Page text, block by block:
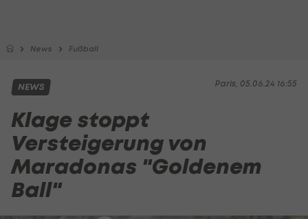
News Fußball
Paris, 05.06.24 16:55
NEWS
Klage stoppt
Versteigerung von
Maradonas "Goldenem
Ball"